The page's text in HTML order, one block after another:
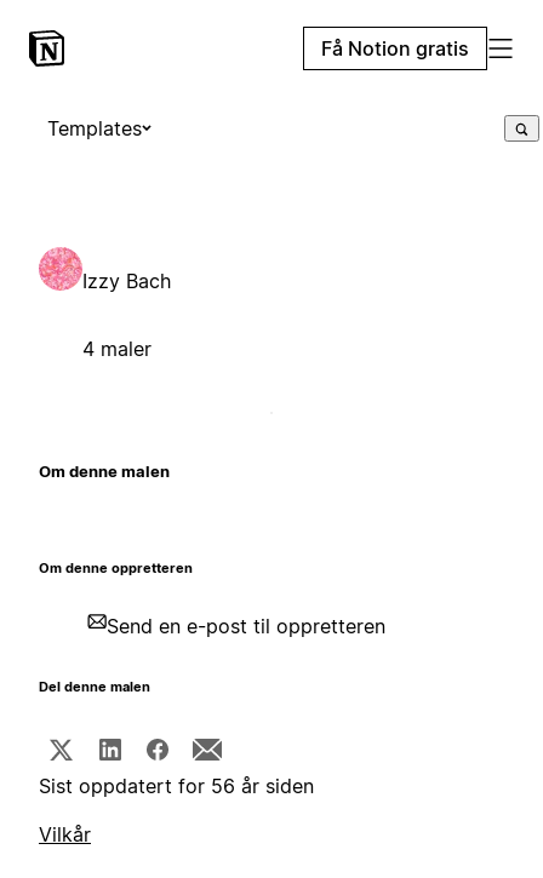
Få Notion gratis
Templates
Izzy Bach
4 maler
Om denne malen
Om denne oppretteren
Send en e-post til oppretteren
Del denne malen
Sist oppdatert for 56 år siden
Vilkår